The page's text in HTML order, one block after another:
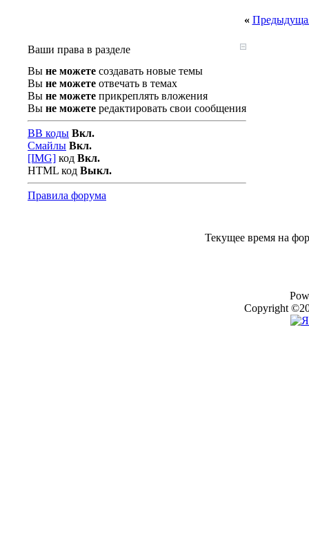
«
Ваши права в разделе
Вы не можете создавать новые темы
Вы не можете отвечать в темах
Вы не можете прикреплять вложения
Вы не можете редактировать свои сообщения
BB коды Вкл.
Смайлы Вкл.
[IMG] код Вкл.
HTML код Выкл.
Правила форума
Текущее время на
Copyright